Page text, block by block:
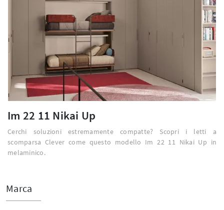
Im 22 11 Nikai Up
Cerchi soluzioni estremamente compatte? Scopri i letti a
scomparsa Clever come questo modello Im 22 11 Nikai Up in
melaminico.
Marca